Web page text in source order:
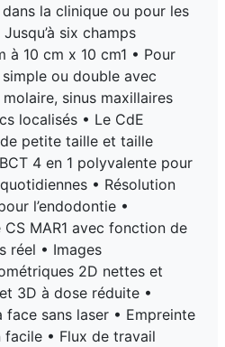
la clinique ou pour les
six champs
à 10 cm x 10 cm1 • Pour
ou double avec
sinus maxillaires
localisés • Le CdE
petite taille et taille
4 en 1 polyvalente pour
• Résolution
l’endodontie •
MAR1 avec fonction de
réel • Images
2D nettes et
3D à dose réduite •
sans laser • Empreinte
• Flux de travail